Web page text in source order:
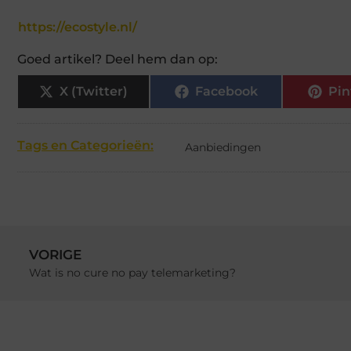
https://ecostyle.nl/
Goed artikel? Deel hem dan op:
X (Twitter) Facebook
Tags en Categorieën: Aanbiedingen
VORIGE
Wat is no cure no pay telemarketing?